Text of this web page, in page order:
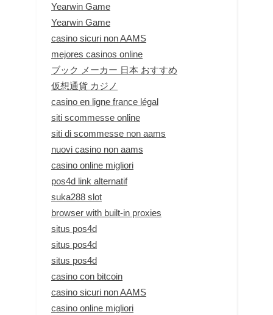
Yearwin Game
Yearwin Game
casino sicuri non AAMS
mejores casinos online
ブック メーカー 日本 おすすめ
仮想通貨 カジノ
casino en ligne france légal
siti scommesse online
siti di scommesse non aams
nuovi casino non aams
casino online migliori
pos4d link alternatif
suka288 slot
browser with built-in proxies
situs pos4d
situs pos4d
situs pos4d
casino con bitcoin
casino sicuri non AAMS
casino online migliori